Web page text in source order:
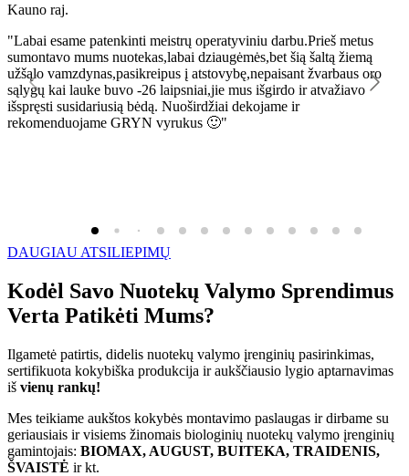
Kauno raj.
"Labai esame patenkinti meistrų operatyviniu darbu.Prieš metus
sumontavo mums nuotekas,labai dziaugėmės,bet šią šaltą žiemą
užšąlo vamzdynas,pasikreipus į atstovybę,nepaisant žvarbaus oro
sąlygų kai lauke buvo -26 laipsniai,jie mus išgirdo ir atvažiavo
išspręsti susidariusią bėdą. Nuoširdžiai dekojame ir
rekomenduojame GRYN vyrukus 🙂"
DAUGIAU ATSILIEPIMŲ
Kodėl Savo Nuotekų Valymo Sprendimus
Verta Patikėti Mums?
Ilgametė patirtis, didelis nuotekų valymo įrenginių pasirinkimas,
sertifikuota kokybiška produkcija ir aukščiausio lygio aptarnavimas
iš vienų rankų!
Mes teikiame aukštos kokybės montavimo paslaugas ir dirbame su
geriausiais ir visiems žinomais biologinių nuotekų valymo įrenginių
gamintojais: BIOMAX, AUGUST, BUITEKA, TRAIDENIS,
ŠVAISTĖ ir kt.